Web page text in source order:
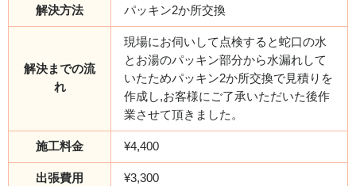
解決方法 パッキン2か所交換
解決までの流
れ
現場にお伺いして点検すると蛇口の水
とお湯のパッキン部分から水漏れして
いたためパッキン2か所交換で見積りを
作成し,お客様にご了承いただいた後作
業させて頂きました。
施工料金 ¥4,400
出張費用 ¥3,300